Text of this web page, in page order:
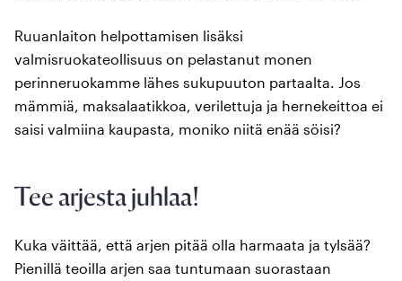
Ruuanlaiton helpottamisen lisäksi
valmisruokateollisuus on pelastanut monen
perinneruokamme lähes sukupuuton partaalta. Jos
mämmiä, maksalaatikkoa, verilettuja ja hernekeittoa ei
saisi valmiina kaupasta, moniko niitä enää söisi?
Tee arjesta juhlaa!
Kuka väittää, että arjen pitää olla harmaata ja tylsää?
Pienillä teoilla arjen saa tuntumaan suorastaan